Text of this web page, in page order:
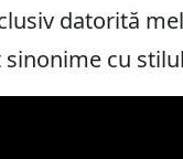
datorită
sinonime cu